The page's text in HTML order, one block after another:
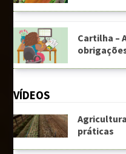
Cartilha –
VÍDEOS
práticas